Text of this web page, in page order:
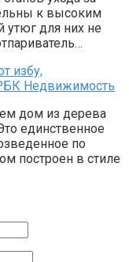
к высоким
утюг для них не
избу,
Недвижимость
дом из дерева
единственное
по
построен в стиле